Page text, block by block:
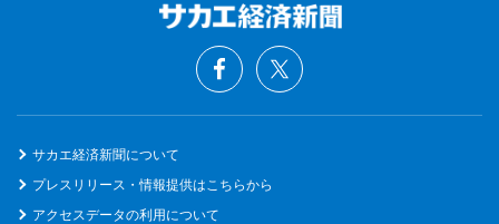
サカエ経済新聞について
プレスリリース・情報提供はこちらから
アクセスデータの利用について